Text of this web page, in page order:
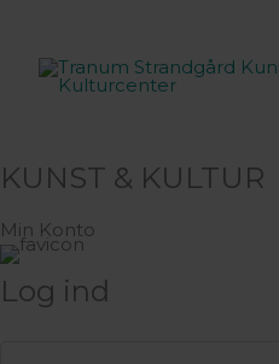
indholdet
KUNST & KULTUR
Min Konto
Log ind